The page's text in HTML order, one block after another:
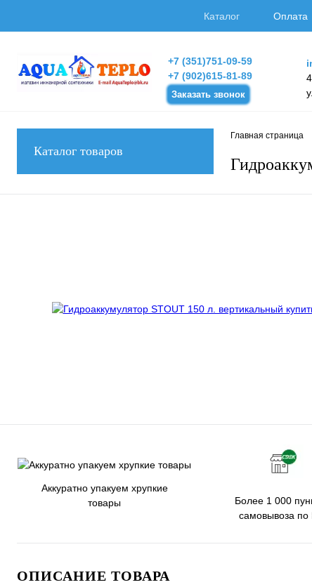
Каталог Оплата
+7 (351)751-09-59
+7 (902)615-81-89
Заказать звонок
Каталог товаров
Главная страница
Аккуратно упакуем хрупкие
товары
Более 1 000
самовывоза
ОПИСАНИЕ ТОВАРА